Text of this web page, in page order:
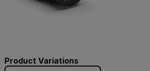
Product Variations